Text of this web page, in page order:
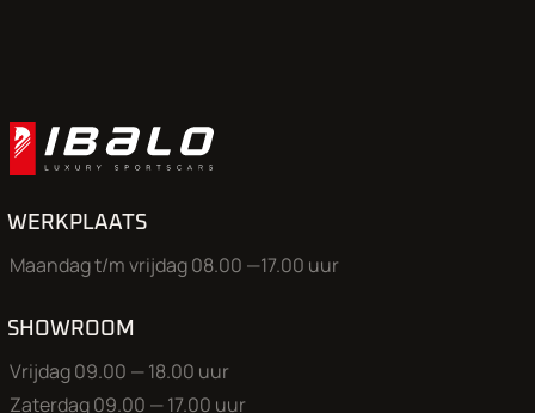
WERKPLAATS
Maandag t/m vrijdag 08.00 —17.00 uur
SHOWROOM
Vrijdag 09.00 — 18.00 uur
Zaterdag 09.00 — 17.00 uur